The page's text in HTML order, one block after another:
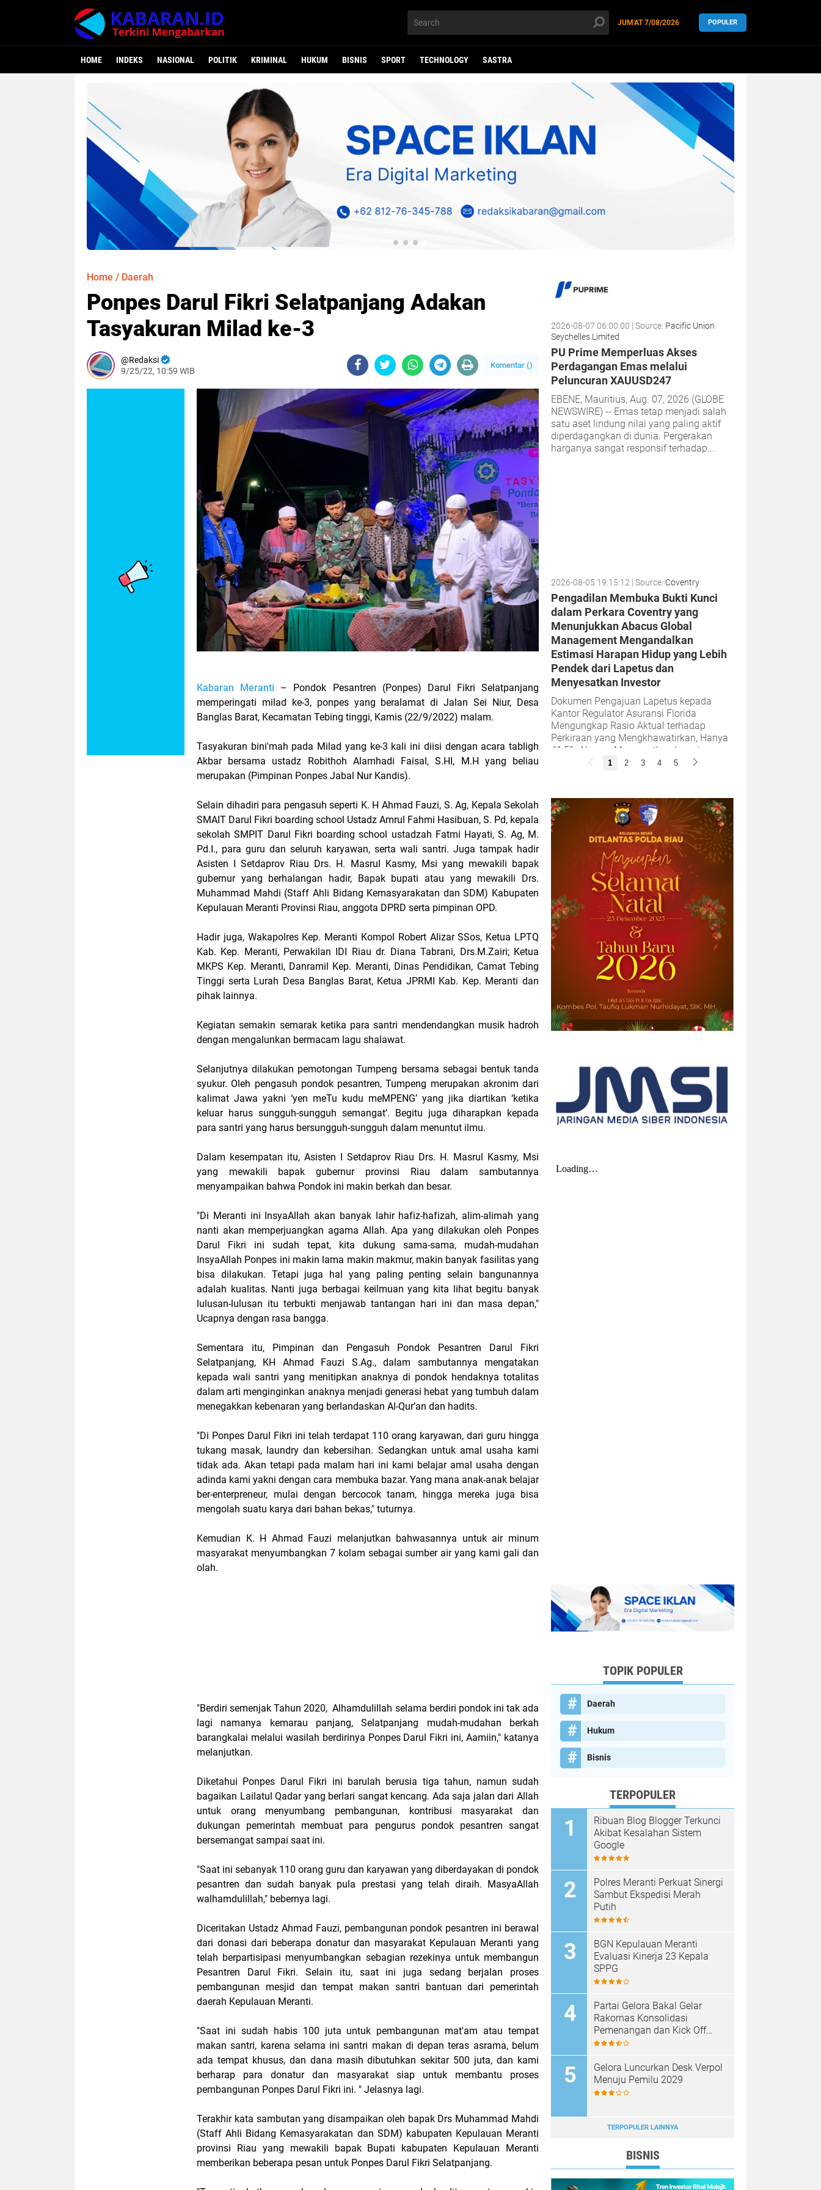
JUM'AT7/08/2026 POPULER
HOME INDEKS NASIONAL POLITIK KRIMINAL HUKUM BISNIS SPORT TECHNOLOGY SASTRA
Home / Daerah
Ponpes Darul Fikri Selatpanjang Adakan
Tasyakuran Milad ke-3
Redaksi
9/25/22, 10:59 WIB
Komentar ()
Kabaran Meranti – Pondok Pesantren (Ponpes) Darul Fikri Selatpanjang
memperingati milad ke-3, ponpes yang beralamat di Jalan Sei Niur, Desa
Banglas Barat, Kecamatan Tebing tinggi, Kamis (22/9/2022) malam.
Tasyakuran bini'mah pada Milad yang ke-3 kali ini diisi dengan acara tabligh
Akbar bersama ustadz Robithoh Alamhadi Faisal, S.HI, M.H yang beliau
merupakan (Pimpinan Ponpes Jabal Nur Kandis).
Selain dihadiri para pengasuh seperti K. H Ahmad Fauzi, S. Ag, Kepala Sekolah
SMAIT Darul Fikri boarding school Ustadz Amrul Fahmi Hasibuan, S. Pd, kepala
sekolah SMPIT Darul Fikri boarding school ustadzah Fatmi Hayati, S. Ag, M.
Pd.I., para guru dan seluruh karyawan, serta wali santri. Juga tampak hadir
Asisten I Setdaprov Riau Drs. H. Masrul Kasmy, Msi yang mewakili bapak
gubernur yang berhalangan hadir, Bapak bupati atau yang mewakili Drs.
Muhammad Mahdi (Staff Ahli Bidang Kemasyarakatan dan SDM) Kabupaten
Kepulauan Meranti Provinsi Riau, anggota DPRD serta pimpinan OPD.
Hadir juga, Wakapolres Kep. Meranti Kompol Robert Alizar SSos, Ketua LPTQ
Kab. Kep. Meranti, Perwakilan IDI Riau dr. Diana Tabrani, Drs.M.Zairi; Ketua
MKPS Kep. Meranti, Danramil Kep. Meranti, Dinas Pendidikan, Camat Tebing
Tinggi serta Lurah Desa Banglas Barat, Ketua JPRMI Kab. Kep. Meranti dan
pihak lainnya.
Kegiatan semakin semarak ketika para santri mendendangkan musik hadroh
dengan mengalunkan bermacam lagu shalawat.
Selanjutnya dilakukan pemotongan Tumpeng bersama sebagai bentuk tanda
syukur. Oleh pengasuh pondok pesantren, Tumpeng merupakan akronim dari
kalimat Jawa yakni ‘yen meTu kudu meMPENG’ yang jika diartikan ‘ketika
keluar harus sungguh-sungguh semangat’. Begitu juga diharapkan kepada
para santri yang harus bersungguh-sungguh dalam menuntut ilmu.
Dalam kesempatan itu, Asisten I Setdaprov Riau Drs. H. Masrul Kasmy, Msi
yang mewakili bapak gubernur provinsi Riau dalam sambutannya
menyampaikan bahwa Pondok ini makin berkah dan besar.
"Di Meranti ini InsyaAllah akan banyak lahir hafiz-hafizah, alim-alimah yang
nanti akan memperjuangkan agama Allah. Apa yang dilakukan oleh Ponpes
Darul Fikri ini sudah tepat, kita dukung sama-sama, mudah-mudahan
InsyaAllah Ponpes ini makin lama makin makmur, makin banyak fasilitas yang
bisa dilakukan. Tetapi juga hal yang paling penting selain bangunannya
adalah kualitas. Nanti juga berbagai keilmuan yang kita lihat begitu banyak
lulusan-lulusan itu terbukti menjawab tantangan hari ini dan masa depan,"
Ucapnya dengan rasa bangga.
Sementara itu, Pimpinan dan Pengasuh Pondok Pesantren Darul Fikri
Selatpanjang, KH Ahmad Fauzi S.Ag., dalam sambutannya mengatakan
kepada wali santri yang menitipkan anaknya di pondok hendaknya totalitas
dalam arti menginginkan anaknya menjadi generasi hebat yang tumbuh dalam
menegakkan kebenaran yang berlandaskan Al-Qur’an dan hadits.
"Di Ponpes Darul Fikri ini telah terdapat 110 orang karyawan, dari guru hingga
tukang masak, laundry dan kebersihan. Sedangkan untuk amal usaha kami
tidak ada. Akan tetapi pada malam hari ini kami belajar amal usaha dengan
adinda kami yakni dengan cara membuka bazar. Yang mana anak-anak belajar
ber-enterpreneur, mulai dengan bercocok tanam, hingga mereka juga bisa
mengolah suatu karya dari bahan bekas," tuturnya.
Kemudian K. H Ahmad Fauzi melanjutkan bahwasannya untuk air minum
masyarakat menyumbangkan 7 kolam sebagai sumber air yang kami gali dan
olah.
"Berdiri semenjak Tahun 2020, Alhamdulillah selama berdiri pondok ini tak ada
lagi namanya kemarau panjang, Selatpanjang mudah-mudahan berkah
barangkalai melalui wasilah berdirinya Ponpes Darul Fikri ini, Aamiin," katanya
melanjutkan.
Diketahui Ponpes Darul Fikri ini barulah berusia tiga tahun, namun sudah
bagaikan Lailatul Qadar yang berlari sangat kencang. Ada saja jalan dari Allah
untuk orang menyumbang pembangunan, kontribusi masyarakat dan
dukungan pemerintah membuat para pengurus pondok pesantren sangat
bersemangat sampai saat ini.
"Saat ini sebanyak 110 orang guru dan karyawan yang diberdayakan di pondok
pesantren dan sudah banyak pula prestasi yang telah diraih. MasyaAllah
walhamdulillah," bebernya lagi.
Diceritakan Ustadz Ahmad Fauzi, pembangunan pondok pesantren ini berawal
dari donasi dari beberapa donatur dan masyarakat Kepulauan Meranti yang
telah berpartisipasi menyumbangkan sebagian rezekinya untuk membangun
Pesantren Darul Fikri. Selain itu, saat ini juga sedang berjalan proses
pembangunan mesjid dan tempat makan santri bantuan dari pemerintah
daerah Kepulauan Meranti.
"Saat ini sudah habis 100 juta untuk pembangunan mat'am atau tempat
makan santri, karena selama ini santri makan di depan teras asrama, belum
ada tempat khusus, dan dana masih dibutuhkan sekitar 500 juta, dan kami
berharap para donatur dan masyarakat siap untuk membantu proses
pembangunan Ponpes Darul Fikri ini. " Jelasnya lagi.
Terakhir kata sambutan yang disampaikan oleh bapak Drs Muhammad Mahdi
(Staff Ahli Bidang Kemasyarakatan dan SDM) kabupaten Kepulauan Meranti
provinsi Riau yang mewakili bapak Bupati kabupaten Kepulauan Meranti
memberikan beberapa pesan untuk Ponpes Darul Fikri Selatpanjang.
2026-08-07 06:00:00 | Source: Pacific Union
Seychelles Limited
PU Prime Memperluas Akses
Perdagangan Emas melalui
Peluncuran XAUUSD247
EBENE, Mauritius, Aug. 07, 2026 (GLOBE
NEWSWIRE) -- Emas tetap menjadi salah
satu aset lindung nilai yang paling aktif
diperdagangkan di dunia. Pergerakan
harganya sangat responsif terhadap...
2026-08-05 19:15:12 | Source: Coventry
Pengadilan Membuka Bukti Kunci
dalam Perkara Coventry yang
Menunjukkan Abacus Global
Management Mengandalkan
Estimasi Harapan Hidup yang Lebih
Pendek dari Lapetus dan
Menyesatkan Investor
Dokumen Pengajuan Lapetus kepada
Kantor Regulator Asuransi Florida
Mengungkap Rasio Aktual terhadap
Perkiraan yang Mengkhawatirkan, Hanya
41,5% Abacus Menyesatkan Investornya
dengan Menyembunyikan...
2026-08-05 14:33:34| Source: British American
Riset Global Terbaru Velo
Mengungkap Bagaimana Ekspresi
Diri Menciptakan “Efek Berantai”
Data survei terbaru menunjukkan bahwa
empat dari sepuluh orang dewasa (39%)
merasa semakin sulit membangun
hubungan yang tulus seiring
bertambahnya usia. Namun, musik dan
lantai dansa terbukti...
2026-08-04 20:17:41 | Source:
Univar Solutions
Univar Solutions Mengakuisisi H.M.
Plastik, dan Perekat di Amerika
1 2 3 4 5
TOPIK POPULER
Daerah
Hukum
Bisnis
TERPOPULER
Ribuan Blog Blogger Terkunci
Akibat Kesalahan Sistem
Google
Polres Meranti Perkuat Sinergi
Sambut Ekspedisi Merah
Putih
BGN Kepulauan Meranti
Evaluasi Kinerja 23 Kepala
SPPG
Partai Gelora Bakal Gelar
Rakornas Konsolidasi
Pemenangan dan Kick Off
Pencalegan
Gelora Luncurkan Desk Verpol
Menuju Pemilu 2029
TERPOPULER LAINNYA
BISNIS